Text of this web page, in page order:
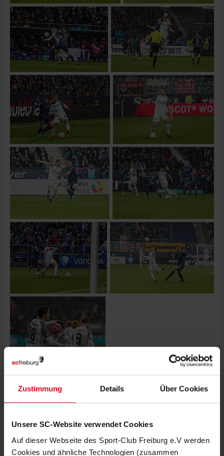
Zustimmung Details Über Cookies
Unsere SC-Website verwendet Cookies
Auf dieser Webseite des Sport-Club Freiburg e.V werden
Cookies und ähnliche Technologien (zusammen
WEITERE GALERIEN
IMPRESSIONEN VOM DOPPELTEST